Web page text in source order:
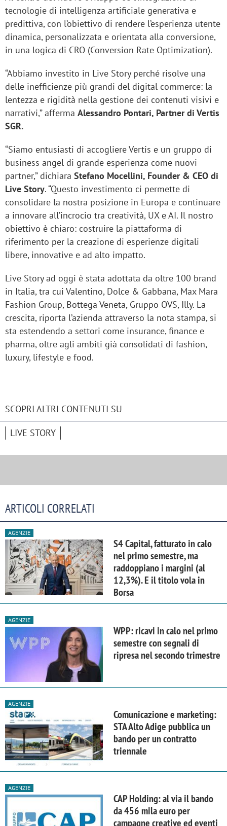
tecnologie di intelligenza artificiale generativa e
predittiva, con l’obiettivo di rendere l’esperienza utente
dinamica, personalizzata e orientata alla conversione,
in una logica di CRO (Conversion Rate Optimization).
“Abbiamo investito in Live Story perché risolve una
delle inefficienze più grandi del digital commerce: la
lentezza e rigidità nella gestione dei contenuti visivi e
narrativi,” afferma Alessandro Pontari, Partner di Vertis
SGR.
“Siamo entusiasti di accogliere Vertis e un gruppo di
business angel di grande esperienza come nuovi
partner,” dichiara Stefano Mocellini, Founder & CEO di
Live Story. “Questo investimento ci permette di
consolidare la nostra posizione in Europa e continuare
a innovare all’incrocio tra creatività, UX e AI. Il nostro
obiettivo è chiaro: costruire la piattaforma di
riferimento per la creazione di esperienze digitali
libere, innovative e ad alto impatto.
Live Story ad oggi è stata adottata da oltre 100 brand
in Italia, tra cui Valentino, Dolce & Gabbana, Max Mara
Fashion Group, Bottega Veneta, Gruppo OVS, Illy. La
crescita, riporta l’azienda attraverso la nota stampa, si
sta estendendo a settori come insurance, finance e
pharma, oltre agli ambiti già consolidati di fashion,
luxury, lifestyle e food.
SCOPRI ALTRI CONTENUTI SU
LIVE STORY
ARTICOLI CORRELATI
AGENZIE
S4 Capital, fatturato in calo
nel primo semestre, ma
raddoppiano i margini (al
12,3%). E il titolo vola in
Borsa
AGENZIE
WPP: ricavi in calo nel primo
semestre con segnali di
ripresa nel secondo trimestre
AGENZIE
Comunicazione e marketing:
STA Alto Adige pubblica un
bando per un contratto
triennale
AGENZIE
CAP Holding: al via il bando
da 456 mila euro per
campagne creative ed eventi